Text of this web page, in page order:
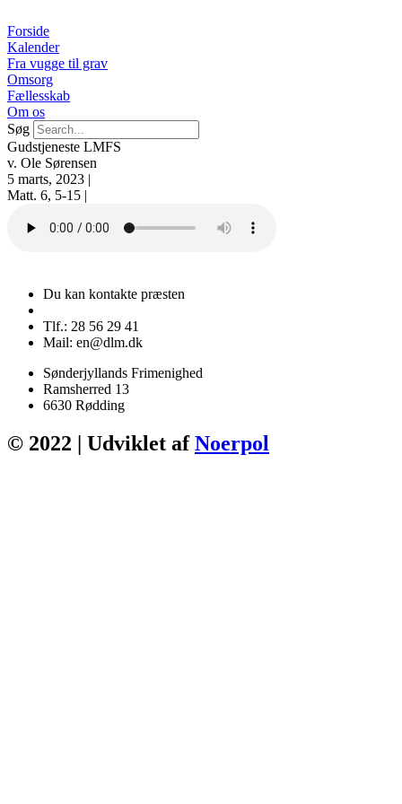
til
indhold
Forside
Kalender
Fra vugge til grav
Omsorg
Fællesskab
Om os
Søg
Gudstjeneste LMFS
v. Ole Sørensen
5 marts, 2023 |
Matt. 6, 5-15 |
Du kan kontakte præsten
Tlf.: 28 56 29 41
Mail: en@dlm.dk
Sønderjyllands Frimenighed
Ramsherred 13
6630 Rødding
© 2022 | Udviklet afNoerpol